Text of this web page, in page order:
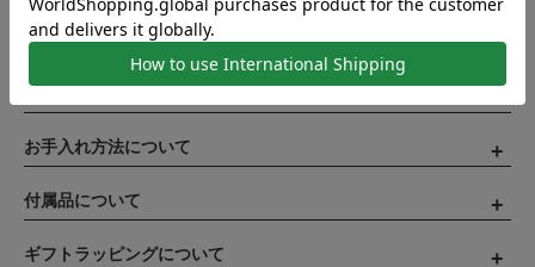
さい。
お手入れ方法について
付属品について
ギフトラッピングについて